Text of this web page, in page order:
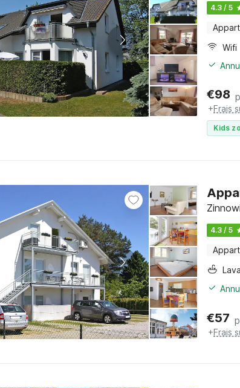
4.3 / 5
Wifi
€98
+Frais
Kids
4.3 / 5
€57
+Frais